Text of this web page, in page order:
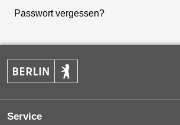
Passwort vergessen?
Service